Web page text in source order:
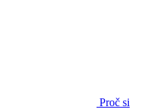
Proč si